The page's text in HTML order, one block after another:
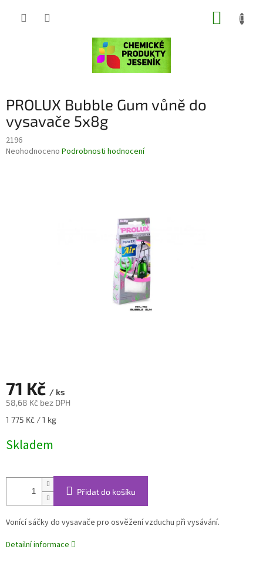
PROLUX Bubble Gum vůně do
vysavače 5x8g
2196
Průměrné
Neohodnoceno Podrobnosti hodnocení
71 Kč / ks
58,68 Kč bez DPH
Měrná
1 775 Kč / 1 kg
Skladem
Přidat do košíku
Vonící sáčky do vysavače pro osvěžení vzduchu při vysávání.
Detailní informace